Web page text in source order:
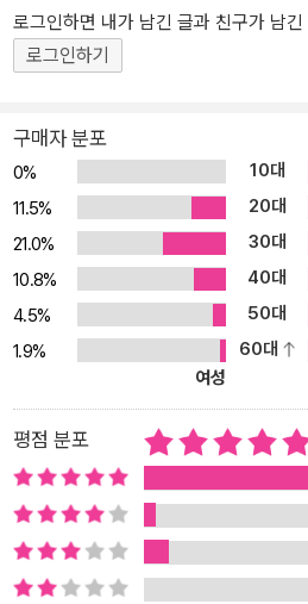
유행에 담긴 인간의 오랜 바람을 이해하
신과 경이를 느낄 줄 아는 감성의 결합
것을 10년에 걸친 조사와 성찰, 연구와
뜨겁게 보여 준다. 핵폭탄으로 상징되
보다 강력한 권능을 가지게 되었고, 동
운 책임이 부여되었음을 누구보다도
은 유사 과학의 범람으로부터 사람들과
는 다른 누가 아니라 과학자들이 나서
이 나서지 않고 교육 수준이 떨어지고
있는 토론을 찾는 사람이 줄어들며 세
인정하지 않게 된다면, 과학의 발전뿐
유 역시 서서히 깎여 나갈 것이고 언젠
다고 우려한다. 과학이라는 촛불이 일렁
노파와 무고한 어린 여성 들을 화형대
의 장작불이 다시 타오를지도 모르는
성 혈액암으로 고통을 받으면서도 세이
과학의 의미와 가치, 본질과 방법을 사
자신의 마지막 임무라고 생각했을지도
로그인하면 내가 남긴 글과 친구가 남
로그인하기
구매자 분포
0% 10대
11.5%
20대
21.0%
30대
10.8%
40대
4.5%
50대
1.9%
60대
여성
평점 분포